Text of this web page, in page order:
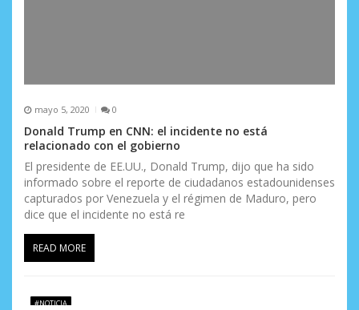
mayo 5, 2020 0
Donald Trump en CNN: el incidente no está
relacionado con el gobierno
El presidente de EE.UU., Donald Trump, dijo que ha sido
informado sobre el reporte de ciudadanos estadounidenses
capturados por Venezuela y el régimen de Maduro, pero
dice que el incidente no está re
READ MORE
#NOTICIA